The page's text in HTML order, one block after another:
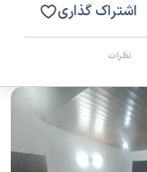
نظرات
اشتراک گذاری